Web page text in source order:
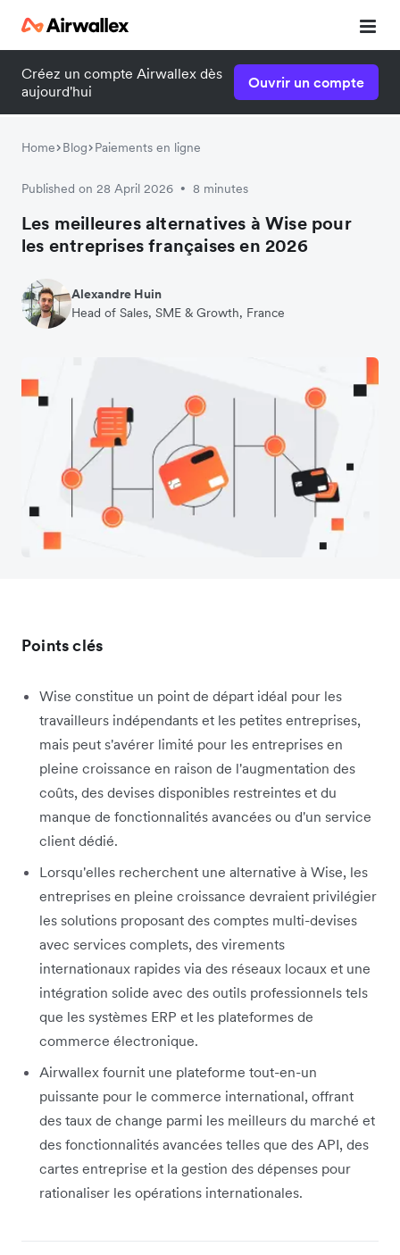
Créez un compte Airwallex dès
aujourd'hui
Ouvrir un compte
Home Blog Paiements en ligne
Published on 28 April 2026 • 8 minutes
Les meilleures alternatives à Wise pour
les entreprises françaises en 2026
Alexandre Huin
Head of Sales, SME & Growth, France
Points clés
Wise constitue un point de départ idéal pour les
travailleurs indépendants et les petites entreprises,
mais peut s'avérer limité pour les entreprises en
pleine croissance en raison de l'augmentation des
coûts, des devises disponibles restreintes et du
manque de fonctionnalités avancées ou d'un service
client dédié.
Lorsqu'elles recherchent une alternative à Wise, les
entreprises en pleine croissance devraient privilégier
les solutions proposant des comptes multi-devises
avec services complets, des virements
internationaux rapides via des réseaux locaux et une
intégration solide avec des outils professionnels tels
que les systèmes ERP et les plateformes de
commerce électronique.
Airwallex fournit une plateforme tout-en-un
puissante pour le commerce international, offrant
des taux de change parmi les meilleurs du marché et
des fonctionnalités avancées telles que des API, des
cartes entreprise et la gestion des dépenses pour
rationaliser les opérations internationales.